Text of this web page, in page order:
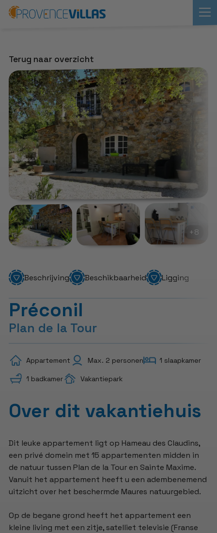
Terug naar overzicht
+8
Beschrijving Beschikbaarheid Ligging
Préconil
Plan de la Tour
Appartement Max. 2 personen 1 slaapkamer
1 badkamer Vakantiepark
Over dit vakantiehuis
Dit leuke appartement ligt op Hameau des Claudins,
een privé domein met 15 appartementen midden in
de natuur tussen Plan de la Tour en Sainte Maxime.
Vanuit het appartement heeft u een adembenemend
uitzicht over het beschermde Maures natuurgebied.
Op de begane grond heeft het appartement een
kleine living met een zitje, satelliet televisie (Franse